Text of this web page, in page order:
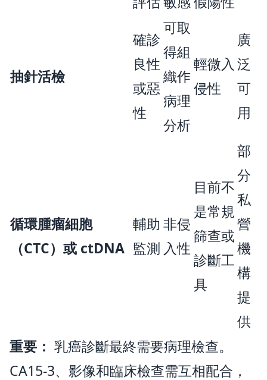
抽針活檢
確診
良性
或惡
性
可取
得組
織作
病理
分析
輕微入
侵性
廣
泛
可
用
循環腫瘤細胞
（CTC）或 ctDNA
輔助
監測
非侵
入性
目前不
是常規
篩查或
診斷工
具
部
分
私
營
機
構
提
供
重要： 乳癌診斷最終需要病理檢查。
CA15-3、影像和臨床檢查需互相配合，